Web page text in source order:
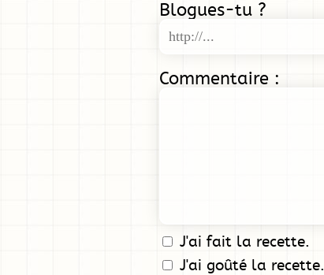
Blogues-tu ?
Commentaire :
J'ai fait la recette.
J'ai goûté la recette.